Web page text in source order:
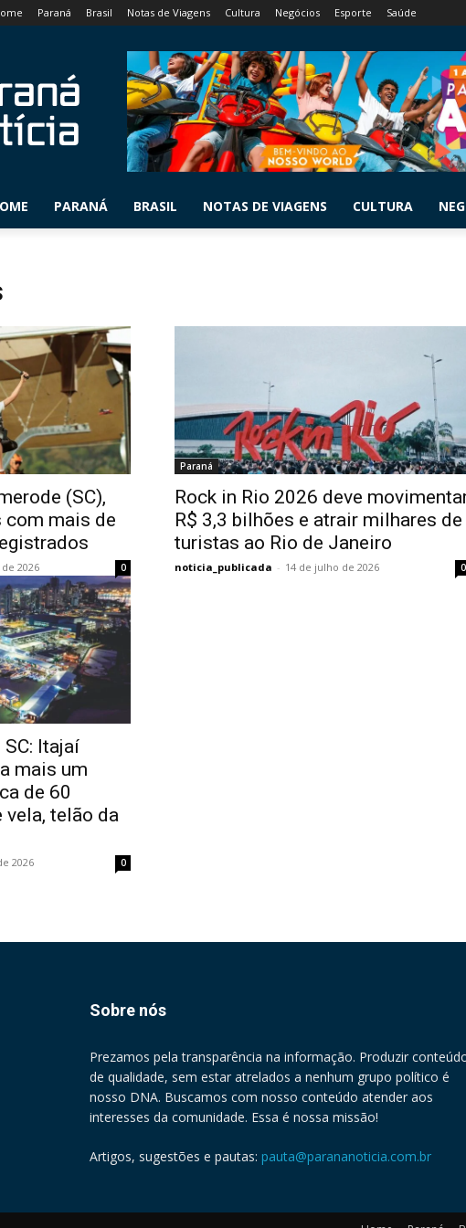
Paraná Brasil Notas de Viagens Cultura Negócios Esporte Saúde
PARANÁ BRASIL NOTAS DE VIAGENS CULTURA
(SC),
com mais de
2026 0
Paraná
Rock in Rio 2026 deve
R$ 3,3 bilhões e atrair milhares de
turistas ao Rio de Janeiro
noticia_publicada - 14 de julho de 2026 0
Itajaí
mais um
de 60
vela, telão da
2026 0
Sobre nós
Prezamos pela transparência na informação. Produzir
de qualidade, sem estar atrelados a nenhum grupo político é
nosso DNA. Buscamos com nosso conteúdo atender aos
interesses da comunidade. Essa é nossa missão!
Artigos, sugestões e pautas: pauta@parananoticia.com.br